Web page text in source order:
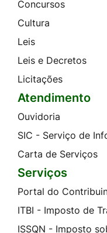
Concursos
Cultura
Leis
Leis e Decretos
Licitações
Atendimento
Ouvidoria
SIC - Serviço de
Carta de Serviços
Serviços
Portal do
ITBI - Imposto de
ISSQN - Imposto